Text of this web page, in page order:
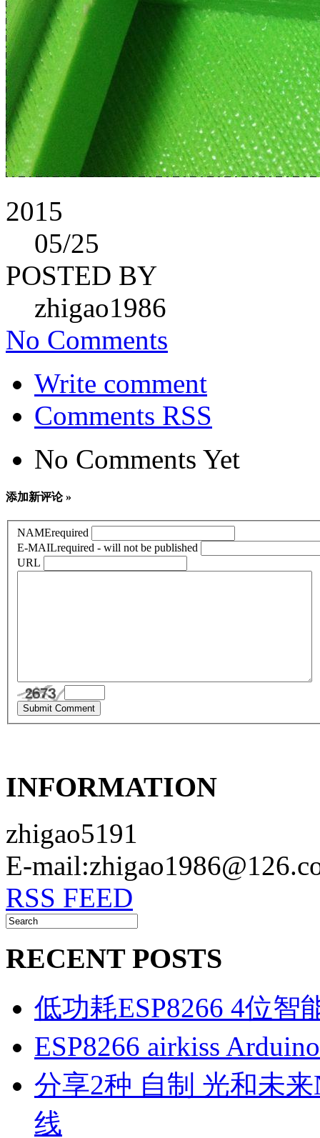
2015
05/25
POSTED BY
zhigao1986
No Comments
Write comment
Comments RSS
No Comments Yet
添加新评论 »
NAMErequired
E-MAILrequired - will not be published
URL
INFORMATION
zhigao5191
E-
RSS FEED
RECENT POSTS
低功耗ESP8266 4位智
ESP8266 airkiss
分享2种 自制 光和未来
线